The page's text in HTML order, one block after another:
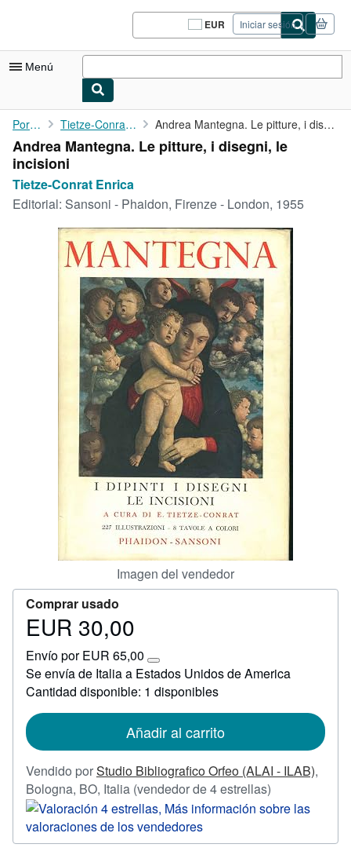
Pasar al contenido principal
EUR
Preferencias
de
del
Iniciar sesión
Menú
Mi cuenta
Consultar mis pedidos
Cerrar sesión
Búsqueda avanzada
Colecciones
Libros antiguos
Arte y coleccionismo
Comenzar a vender
CERRAR
Portada Tietze-Conrat Enrica Andrea Mantegna. Le pitture, i disegni, le incisioni
Andrea Mantegna. Le pitture, i disegni, le
incisioni
Tietze-Conrat Enrica
Editorial: Sansoni - Phaidon, Firenze - London, 1955
Imagen del vendedor
Comprar usado
Precio
30,00
EUR 30,00
Envío por EUR 65,00
Más
información
sobre
tarifas
envío
Se envía de Italia a Estados Unidos de America
Cantidad disponible: 1 disponibles
Añadir al carrito
Vendido porStudio Bibliografico Orfeo (ALAI - ILAB),
Bologna, BO, Italia (vendedor de 4 estrellas)
del
4